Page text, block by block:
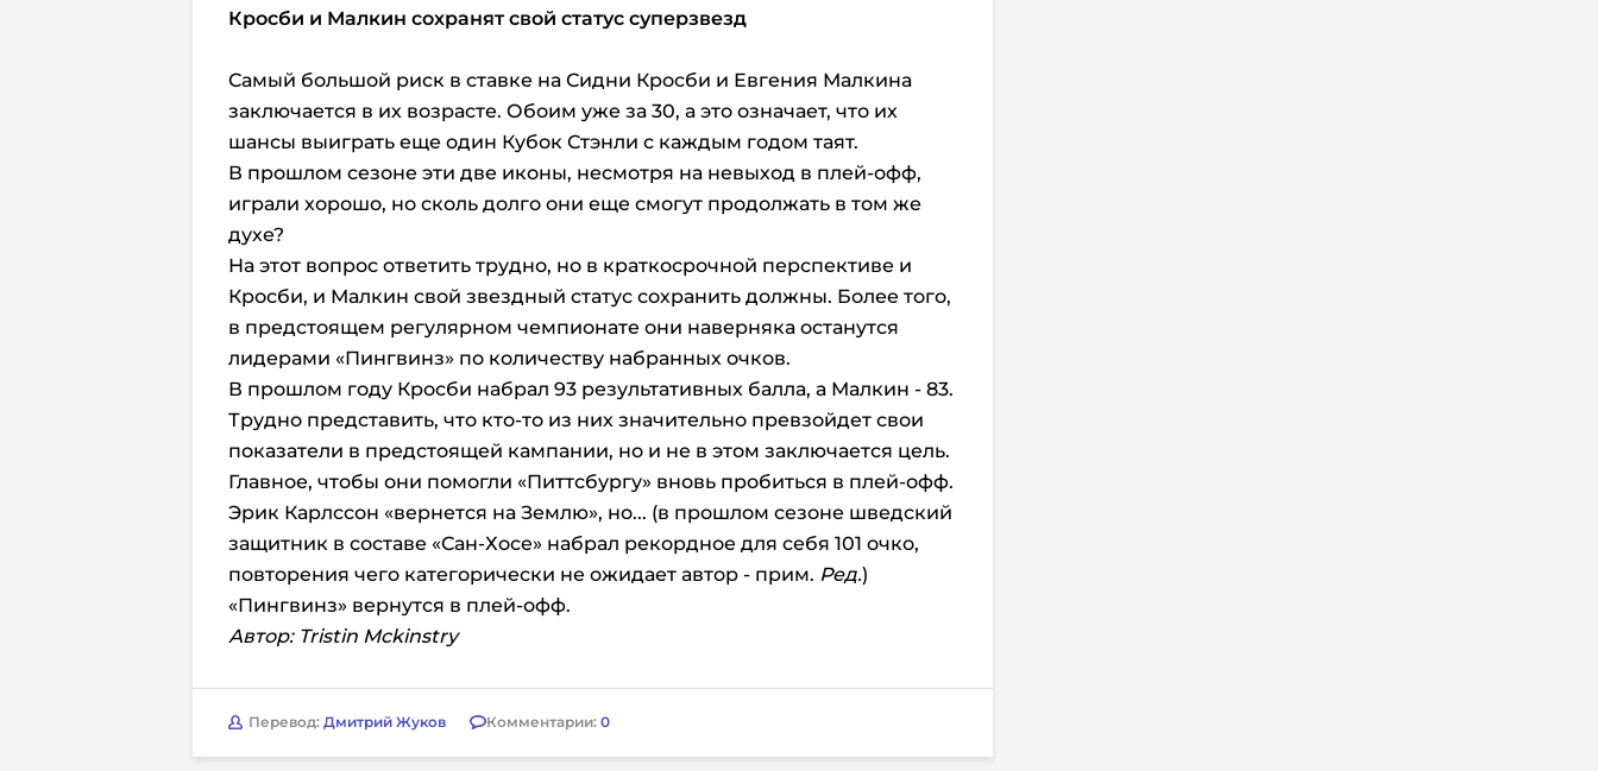
Кросби и Малкин сохранят свой статус суперзвезд
Самый большой риск в ставке на Сидни Кросби и Евгения Малкина
заключается в их возрасте. Обоим уже за 30, а это означает, что их
шансы выиграть еще один Кубок Стэнли с каждым годом таят.
В прошлом сезоне эти две иконы, несмотря на невыход в плей-офф,
играли хорошо, но сколь долго они еще смогут продолжать в том же
духе?
На этот вопрос ответить трудно, но в краткосрочной перспективе и
Кросби, и Малкин свой звездный статус сохранить должны. Более того,
в предстоящем регулярном чемпионате они наверняка останутся
лидерами «Пингвинз» по количеству набранных очков.
В прошлом году Кросби набрал 93 результативных балла, а Малкин - 83.
Трудно представить, что кто-то из них значительно превзойдет свои
показатели в предстоящей кампании, но и не в этом заключается цель.
Главное, чтобы они помогли «Питтсбургу» вновь пробиться в плей-офф.
Эрик Карлссон «вернется на Землю», но... (в прошлом сезоне шведский
защитник в составе «Сан-Хосе» набрал рекордное для себя 101 очко,
повторения чего категорически не ожидает автор - прим. Ред.)
«Пингвинз» вернутся в плей-офф.
Автор: Tristin Mckinstry
Перевод: Дмитрий Жуков Комментарии: 0